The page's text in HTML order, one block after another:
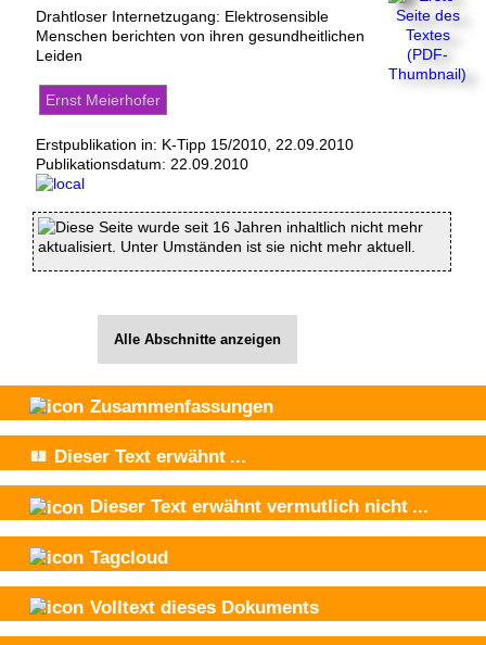
Drahtloser Internetzugang: Elektrosensible
Menschen berichten von ihren gesundheitlichen
Leiden
Ernst Meierhofer
Erstpublikation in: K-Tipp 15/2010, 22.09.2010
Publikationsdatum: 22.09.2010
Diese Seite wurde seit 16 Jahren inhaltlich nicht mehr
aktualisiert. Unter Umständen ist sie nicht mehr aktuell.
Alle Abschnitte anzeigen
Zusammenfassungen
Dieser Text erwähnt ...
Dieser Text erwähnt vermutlich nicht ...
Tagcloud
Volltext dieses Dokuments